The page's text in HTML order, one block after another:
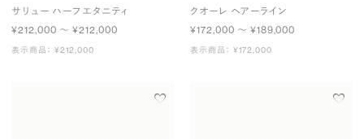
サリュー ハーフエタニティ
¥212,000 〜 ¥212,000
表示商品： ¥212,000
クオーレ ヘアーライン
¥172,000 〜 ¥189,000
表示商品： ¥172,000